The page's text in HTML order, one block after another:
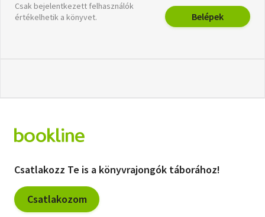
Csak bejelentkezett felhasználók
értékelhetik a könyvet.
Belépek
Csatlakozz Te is a könyvrajongók táborához!
Csatlakozom